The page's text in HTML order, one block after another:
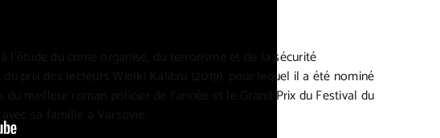
du crime organisé, du terrorisme et de la sécurité
prix des lecteurs Wielki Kalibru (2019), pour lequel il a été nominé
meilleur roman policier de l’année et le Grand Prix du Festival du
sa famille à Varsovie.